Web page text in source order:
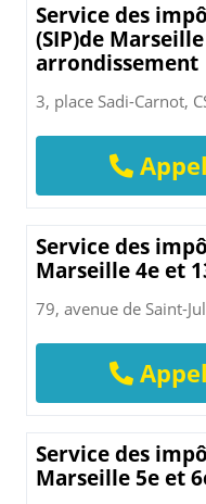
Service des
(SIP)de
arrondissement
3, place Sadi-Carnot,
Service des
Marseille 4e et
79, avenue de Saint-
Service des
Marseille 5e et